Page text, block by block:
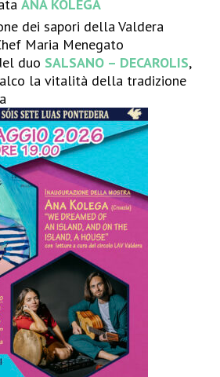
ANA KOLEGA
dei sapori della Valdera
Maria Menegato
duo SALSANO – DECAROLIS,
la vitalità della tradizione